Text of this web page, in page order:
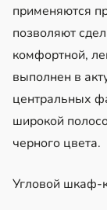
применяются
позволяют
комфортной,
выполнен в
центральных
широкой
черного цвета.
Угловой шкаф-